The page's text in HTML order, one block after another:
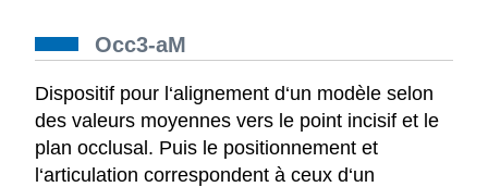
Occ3-aM
Dispositif pour l‘alignement d‘un modèle selon
des valeurs moyennes vers le point incisif et le
plan occlusal. Puis le positionnement et
l‘articulation correspondent à ceux d‘un